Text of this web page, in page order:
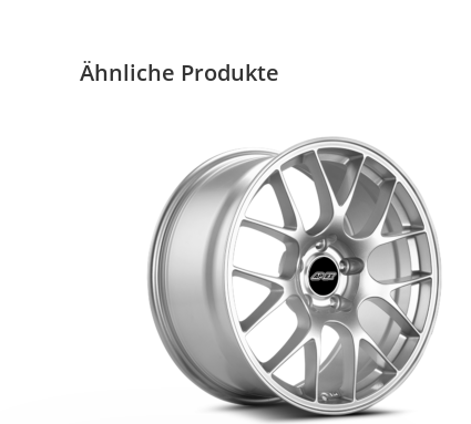
Ähnliche Produkte